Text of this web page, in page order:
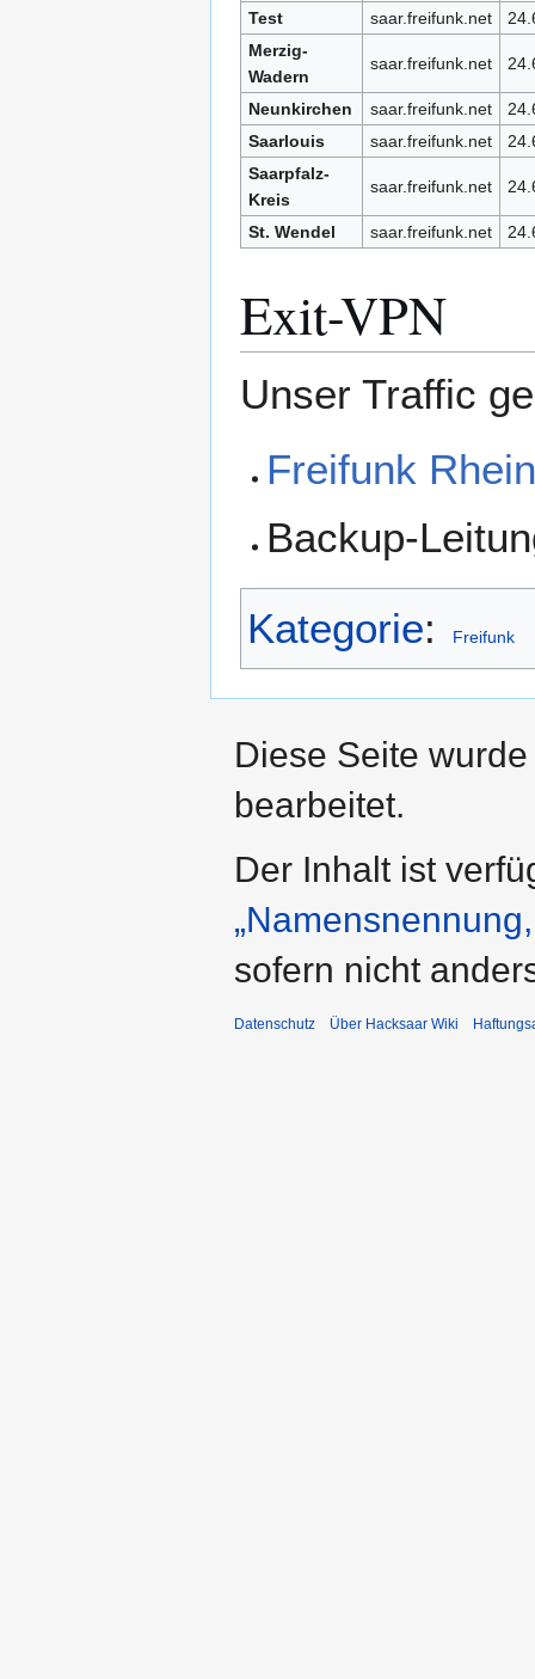
Test saar.freifunk.net
Merzig-
Wadern
saar.freifunk.net
Neunkirchen saar.freifunk.net
Saarlouis
saar.freifunk.net
Saarpfalz-
Kreis
saar.freifunk.net
St. Wendel saar.freifunk.net
Exit-VPN
Unser Traffic
Freifunk
Backup-
Kategorie: Freifunk
Diese Seite
bearbeitet.
Der Inhalt ist
sofern nicht
Datenschutz Über Hacksaar Wiki